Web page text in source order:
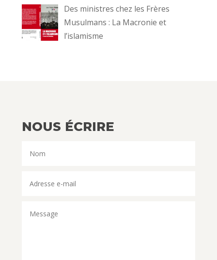
Des ministres chez les Frères
Musulmans : La Macronie et
l’islamisme
NOUS ÉCRIRE